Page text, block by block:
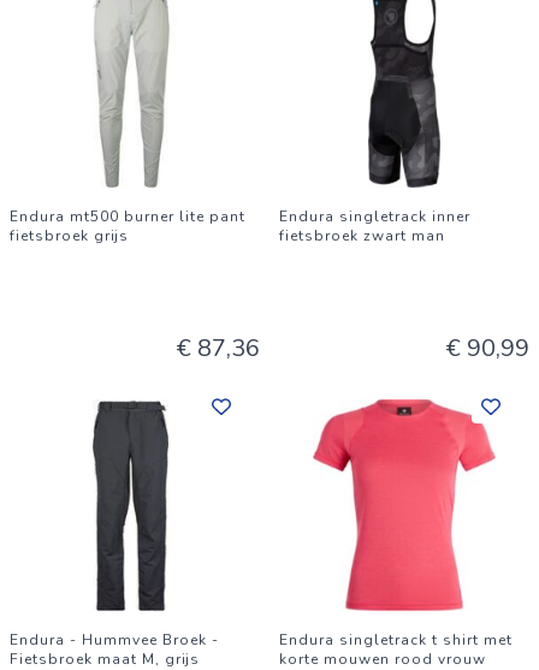
Endura mt500 burner lite pant
fietsbroek grijs
€ 87,36
Endura singletrack inner
fietsbroek zwart man
€ 90,99
Endura - Hummvee Broek -
Fietsbroek maat M, grijs
Endura singletrack t shirt met
korte mouwen rood vrouw